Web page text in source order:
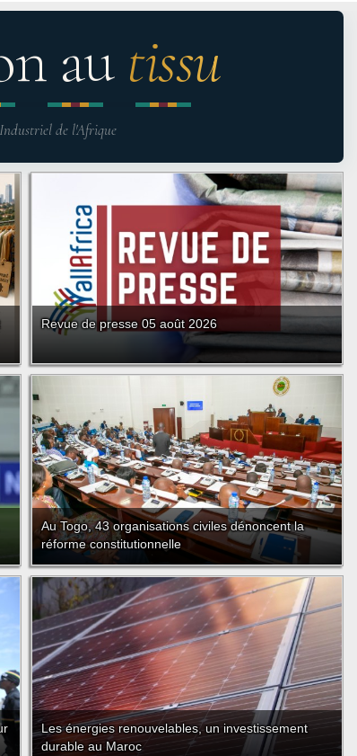
au tissu
de l'Afrique
Revue de presse 05 août 2026
Au Togo, 43 organisations civiles dénoncent la
réforme constitutionnelle
Les énergies renouvelables, un investissement
durable au Maroc